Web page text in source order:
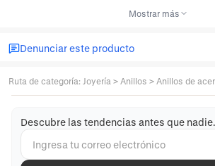
Mostrar más
Denunciar este producto
Ruta de categoría: Joyería > Anillos > Anillos de
Descubre las tendencias antes que nadie.